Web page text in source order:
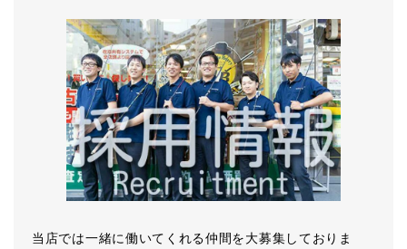
当店では一緒に働いてくれる仲間を大募集しておりま